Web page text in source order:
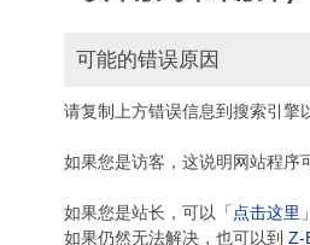
可能的错误原因
请复制上方错误信息到搜索引擎
如果您是访客，这说明网站程序
如果您是站长，可以 「点击这里」
如果仍然无法解决，也可以到 Z-